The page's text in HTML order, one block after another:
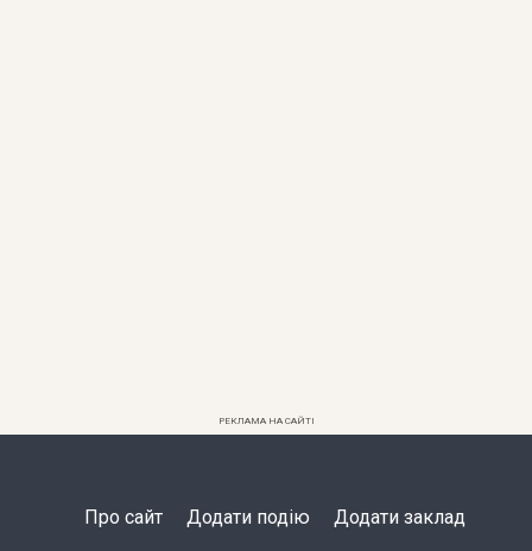
РЕКЛАМА НА САЙТІ
Про сайт Додати подію Додати заклад